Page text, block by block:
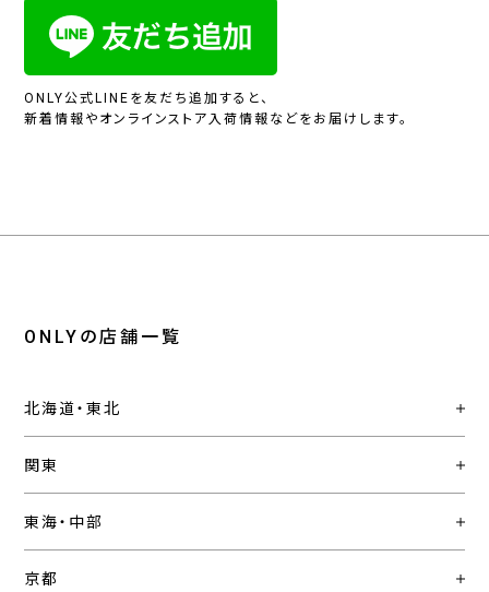
ONLY公式LINEを友だち追加すると、
新着情報やオンラインストア入荷情報などをお届けします。
ONLYの店舗一覧
北海道・東北
関東
東海・中部
京都